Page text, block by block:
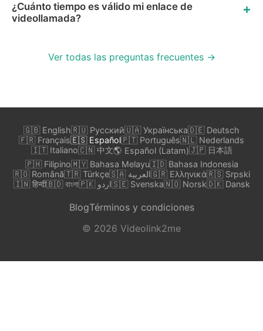
¿Cuánto tiempo es válido mi enlace de
videollamada?
Ver todas las preguntas frecuentes →
🇬🇧 English🇷🇺 Русский🇺🇦 Українська🇩🇪 Deutsch
🇫🇷 Français🇪🇸 Español🇵🇹 Português🇳🇱 Nederlands
🇮🇹 Italiano🇨🇳 中文🌎 Español (Latam)🇯🇵 日本語
🇵🇭 Filipino🇲🇾 Bahasa Melayu🇮🇩 Bahasa Indonesia
🇷🇴 Română🇹🇷 Türkçe 🇸🇦 العربية🇬🇷 Ελληνικά🇷🇸 Srpski
🇮🇳 हिन्दी🇧🇩 বাংলা 🇵🇰 اردو🇸🇪 Svenska🇳🇴 Norsk🇩🇰 Dansk
BlogTérminos y condiciones
© 2026 Videolink2me